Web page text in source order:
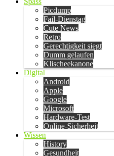
Picdump
Fail-Dienstag
Cute News
Retro
Gerechtigkeit siegt
Dumm gelaufen
Klischeekanone
Digital
Android
Apple
Google
Microsoft
Hardware-Test
Online-Sicherheit
Wissen
History
Gesundheit